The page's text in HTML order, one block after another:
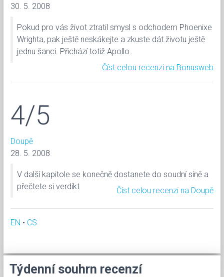
30. 5. 2008
Pokud pro vás život ztratil smysl s odchodem Phoenixe
Wrighta, pak ještě neskákejte a zkuste dát životu ještě
jednu šanci. Přichází totiž Apollo.
Číst celou recenzi na Bonusweb
4/5
Doupě
28. 5. 2008
V další kapitole se konečně dostanete do soudní síně a
přečtete si verdikt
Číst celou recenzi na Doupě
EN • CS
Týdenní souhrn recenzí